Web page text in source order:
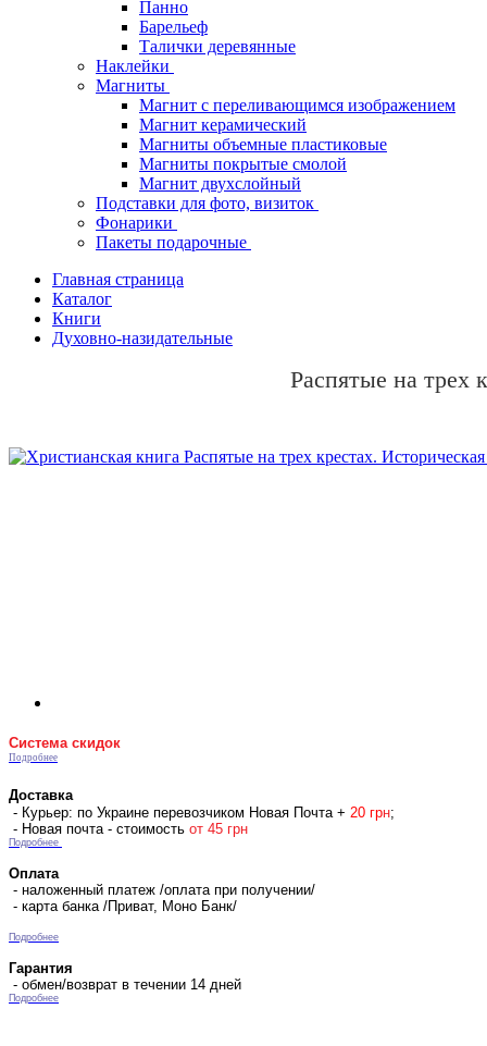
Панно
Барельеф
Талички деревянные
Наклейки
Магниты
Магнит с переливающимся изображением
Магнит керамический
Магниты объемные пластиковые
Магниты покрытые смолой
Магнит двухслойный
Подставки для фото, визиток
Фонарики
Пакеты подарочные
Главная страница
Каталог
Книги
Духовно-назидательные
Распятые на трех
Система скидок
Подробнее
Доставка
- Курьер: по Украине перевозчиком Новая Почта + 20 грн;
- Новая почта - стоимость от 45 грн
Подробнее
Оплата
- наложенный платеж /оплата при получении/
- карта банка /Приват, Моно Банк/
Подробнее
Гарантия
- обмен/возврат в течении 14 дней
Подробнее